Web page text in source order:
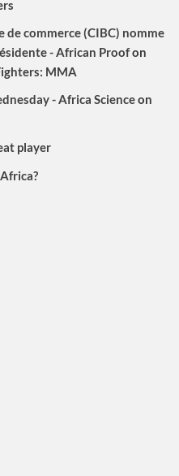
de commerce (CIBC) nomme
- African Proofon
MMA
- Africa Scienceon
player